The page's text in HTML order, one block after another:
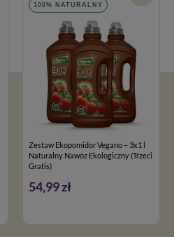
100% NATURALNY
Zestaw Ekopomidor Vegano – 3x1 l
Naturalny Nawóz Ekologiczny (Trzeci
Gratis)
54,99 zł